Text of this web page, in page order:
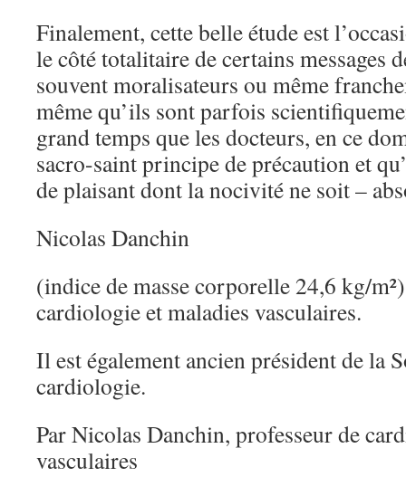
Finalement, cette belle étude est
le côté totalitaire de certains messages
souvent moralisateurs ou même
même qu’ils sont parfois
grand temps que les docteurs, en ce
sacro-saint principe de précaution et
de plaisant dont la nocivité ne soit –
Nicolas Danchin
(indice de masse corporelle 24,6 kg/
cardiologie et maladies vasculaires.
Il est également ancien président de la
cardiologie.
Par Nicolas Danchin, professeur de
vasculaires